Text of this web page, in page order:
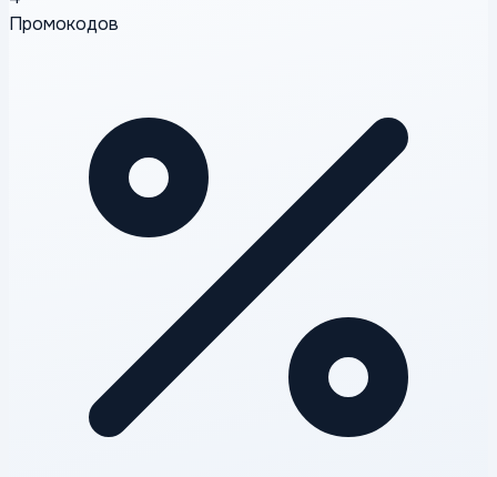
Промокодов